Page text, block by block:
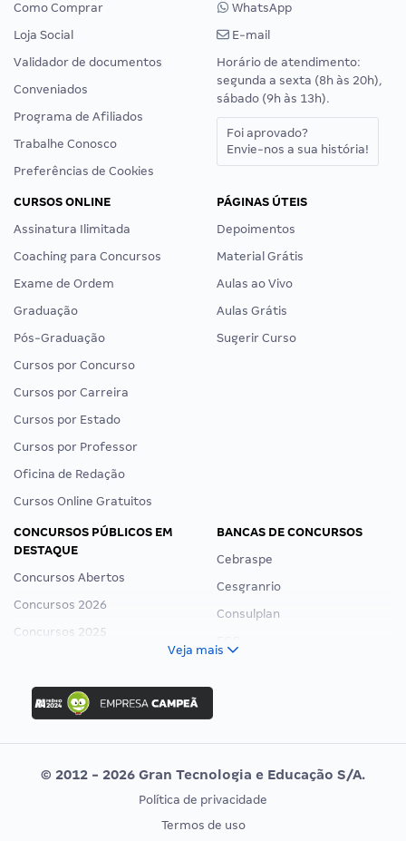
Como Comprar
Loja Social
Validador de documentos
Conveniados
Programa de Afiliados
Trabalhe Conosco
Preferências de Cookies
WhatsApp
E-mail
Horário de atendimento:
segunda a sexta (8h às 20h),
sábado (9h às 13h).
Foi aprovado?
Envie-nos a sua história!
CURSOS ONLINE
Assinatura Ilimitada
Coaching para Concursos
Exame de Ordem
Graduação
Pós-Graduação
Cursos por Concurso
Cursos por Carreira
Cursos por Estado
Cursos por Professor
Oficina de Redação
Cursos Online Gratuitos
PÁGINAS ÚTEIS
Depoimentos
Material Grátis
Aulas ao Vivo
Aulas Grátis
Sugerir Curso
CONCURSOS PÚBLICOS EM
DESTAQUE
Concursos Abertos
Concursos 2026
Concursos 2025
Concurso Ibama
Concurso MPU
Editais publicados
BANCAS DE CONCURSOS
Cebraspe
Cesgranrio
Consulplan
Vunesp
CONCURSOS POR PROFISSÃO
EXAME DE ORDEM
Veja mais
© 2012 - 2026 Gran Tecnologia e Educação S/A.
Política de privacidade
Termos de uso